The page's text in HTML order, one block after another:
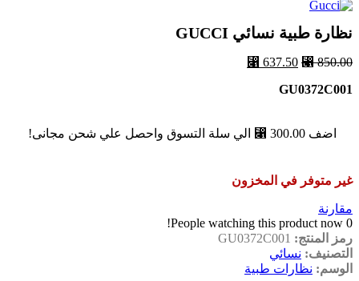
نظارة طبية نسائي GUCCI
⃁850.00
السعر
هو:
⃁ 637.50
GU0372C001
اضف ⃁ 300.00 الي سلة التسوق واحصل علي شحن مجانى!
غير متوفر في المخزون
مقارنة
0
People watching this product now!
رمز المنتج: GU0372C001
التصنيف: نسائي
الوسم: نظارات طبية